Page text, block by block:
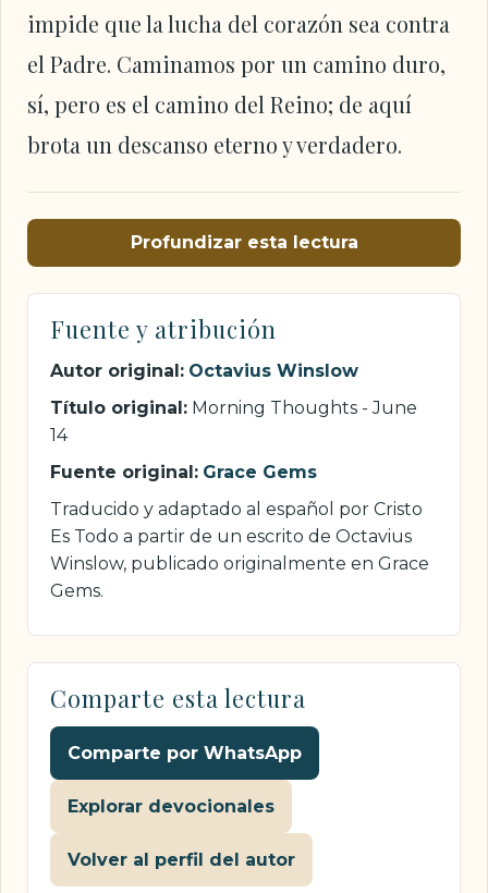
impide que la lucha del corazón sea contra
el Padre. Caminamos por un camino duro,
sí, pero es el camino del Reino; de aquí
brota un descanso eterno y verdadero.
Profundizar esta lectura
Fuente y atribución
Autor original: Octavius Winslow
Título original: Morning Thoughts - June
14
Fuente original: Grace Gems
Traducido y adaptado al español por Cristo
Es Todo a partir de un escrito de Octavius
Winslow, publicado originalmente en Grace
Gems.
Comparte esta lectura
Comparte por WhatsApp
Explorar devocionales
Volver al perfil del autor